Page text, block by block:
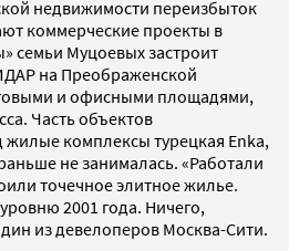
недвижимости переизбыток
коммерческие проекты в
семьи Муцоевых застроит
на Преображенской
и офисными площадями,
Часть объектов
комплексы турецкая Enka,
не занималась. «Работали
точечное элитное жилье.
2001 года. Ничего,
из девелоперов Москва-Сити.